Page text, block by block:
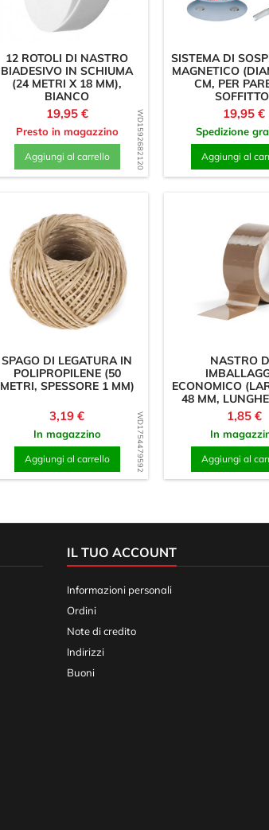
WD1592682120
12 ROTOLI DI NASTRO
BIADESIVO IN SCHIUMA
(24 METRI X 18 MM),
BIANCO
Prezzo
19,95 €
Presto in magazzino
Aggiungi al carrello
SISTEMA DI
MAGNETICO
CM, PER
Prezzo
19,95 €
Spedizione
Aggiungi al
WD1754479592
SPAGO DI LEGATURA IN
POLIPROPILENE (50
METRI, SPESSORE 1 MM)
Prezzo
3,19 €
In magazzino
Aggiungi al carrello
NASTRO
ECONOMICO
48 MM,
METRI,Prezzo
1,85 €
In
Aggiungi al
IL TUO ACCOUNT
Informazioni personali
Ordini
Note di credito
Indirizzi
Buoni